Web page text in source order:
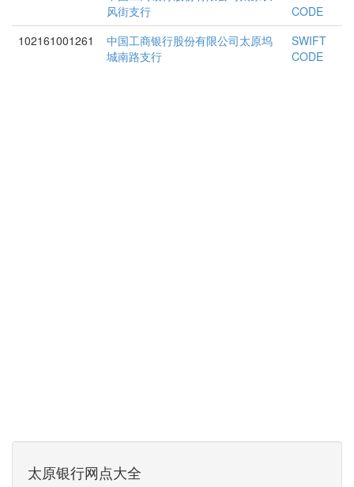
风街支行
CODE
102161001261
中国工商银行股份有限公司太原坞
城南路支行
SWIFT
CODE
太原银行网点大全